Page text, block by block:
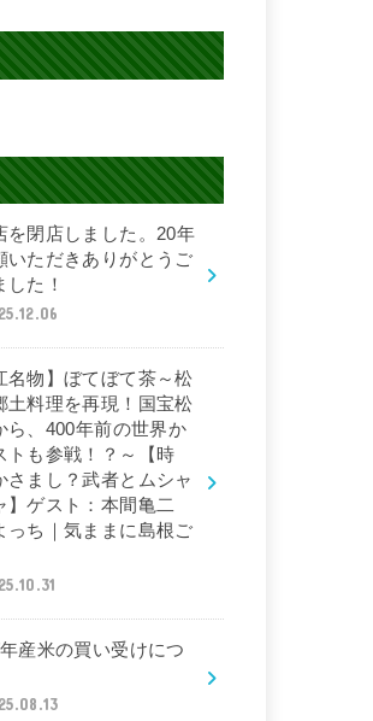
を閉店しました。20年
いただきありがとうご
した！
名物】ぼてぼて茶～松
土料理を再現！国宝松
ら、400年前の世界か
トも参戦！？～【時
さまし？武者とムシャ
】ゲスト：本間亀二
っち｜気ままに島根ご
産米の買い受けにつ